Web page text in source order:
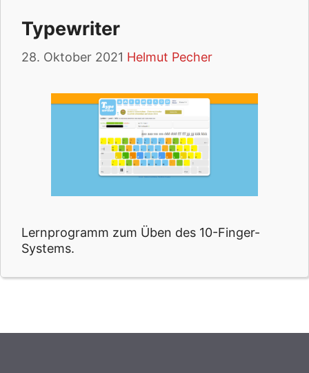
Typewriter
28. Oktober 2021 Helmut Pecher
Lernprogramm zum Üben des 10-Finger-
Systems.